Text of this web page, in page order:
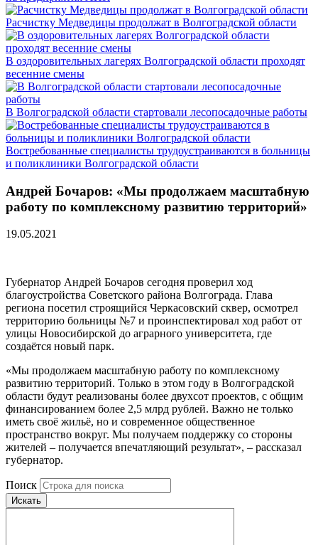
Расчистку Медведицы продолжат в Волгоградской области
В оздоровительных лагерях Волгоградской области проходят
весенние смены
В Волгоградской области стартовали лесопосадочные работы
Востребованные специалисты трудоустраиваются в больницы
и поликлиники Волгоградской области
Андрей Бочаров: «Мы продолжаем масштабную
работу по комплексному развитию территорий»
19.05.2021
Губернатор Андрей Бочаров сегодня проверил ход
благоустройства Советского района Волгограда. Глава
региона посетил строящийся Черкасовский сквер, осмотрел
территорию больницы №7 и проинспектировал ход работ от
улицы Новосибирской до аграрного университета, где
создаётся новый парк.
«Мы продолжаем масштабную работу по комплексному
развитию территорий. Только в этом году в Волгоградской
области будут реализованы более двухсот проектов, с общим
финансированием более 2,5 млрд рублей. Важно не только
иметь своё жильё, но и современное общественное
пространство вокруг. Мы получаем поддержку со стороны
жителей – получается впечатляющий результат», – рассказал
губернатор.
Поиск
Искать